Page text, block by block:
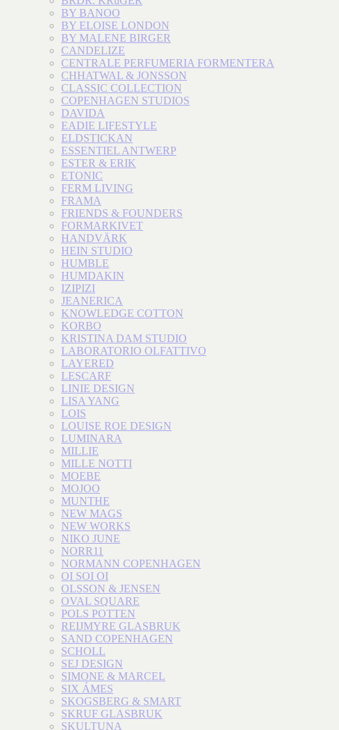
BY BANOO
BY ELOISE LONDON
BY MALENE BIRGER
CANDELIZE
CENTRALE PERFUMERIA FORMENTERA
CHHATWAL & JONSSON
CLASSIC COLLECTION
COPENHAGEN STUDIOS
DAVIDA
EADIE LIFESTYLE
ELDSTICKAN
ESSENTIEL ANTWERP
ESTER & ERIK
ETONIC
FERM LIVING
FRAMA
FRIENDS & FOUNDERS
FORMARKIVET
HANDVÄRK
HEIN STUDIO
HUMBLE
HUMDAKIN
IZIPIZI
JEANERICA
KNOWLEDGE COTTON
KORBO
KRISTINA DAM STUDIO
LABORATORIO OLFATTIVO
LAYERED
LESCARF
LINIE DESIGN
LISA YANG
LOIS
LOUISE ROE DESIGN
LUMINARA
MILLIE
MILLE NOTTI
MOEBE
MOJOO
MUNTHE
NEW MAGS
NEW WORKS
NIKO JUNE
NORR11
NORMANN COPENHAGEN
OI SOI OI
OLSSON & JENSEN
OVAL SQUARE
POLS POTTEN
REIJMYRE GLASBRUK
SAND COPENHAGEN
SCHOLL
SEJ DESIGN
SIMONE & MARCEL
SIX ÁMES
SKOGSBERG & SMART
SKRUF GLASBRUK
SKULTUNA